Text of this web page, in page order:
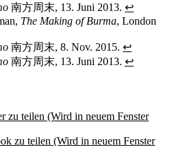
南方周末, 13. Juni 2013. ↩
The Making of Burma, London
南方周末, 8. Nov. 2015. ↩
南方周末, 13. Juni 2013. ↩
zu teilen (Wird in neuem Fenster
zu teilen (Wird in neuem Fenster